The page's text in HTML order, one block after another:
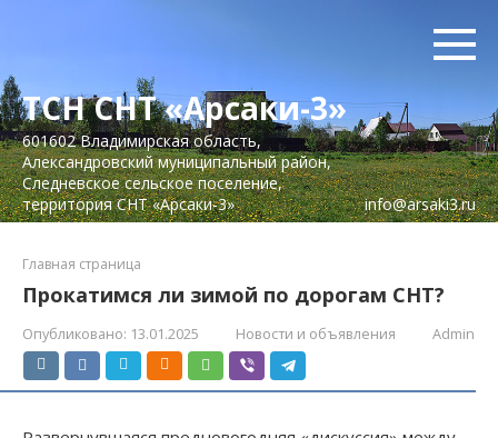
ТСН СНТ «Арсаки-3»
601602 Владимирская область,
Александровский муниципальный район,
Следневское сельское поселение,
территория СНТ «Арсаки-3»
info@arsaki3.ru
Главная страница
Прокатимся ли зимой по дорогам СНТ?
Опубликовано: 13.01.2025 Новости и объявления Admin